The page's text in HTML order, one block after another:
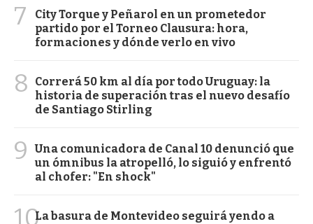
7
City Torque y Peñarol en un prometedor
partido por el Torneo Clausura: hora,
formaciones y dónde verlo en vivo
8
Correrá 50 km al día por todo Uruguay: la
historia de superación tras el nuevo desafío
de Santiago Stirling
9
Una comunicadora de Canal 10 denunció que
un ómnibus la atropelló, lo siguió y enfrentó
al chofer: "En shock"
10La basura de Montevideo seguirá yendo a